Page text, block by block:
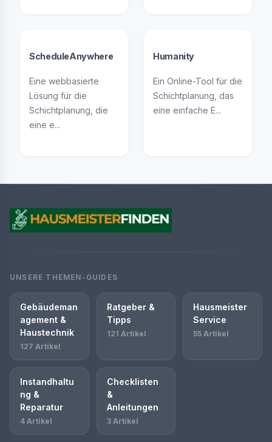
ScheduleAnywhere
Eine webbasierte
Lösung für die
Schichtplanung, die
eine e...
Humanity
Ein Online-Tool für die
Schichtplanung, das
eine einfache E...
UNSERE THEMEN-GUIDES
Gebäudeman
agement &
Haustechnik
127 Artikel
Ratgeber &
Tipps
121 Artikel
Hausmeister
Service
55 Artikel
Instandhaltu
ng &
Reparatur
4 Artikel
Checklisten
&
Anleitungen
3 Artikel